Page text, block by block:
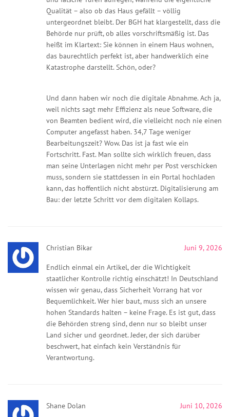
Qualität – also ob das Haus gefällt – völlig
untergeordnet bleibt. Der BGH hat klargestellt, dass die
Behörde nur prüft, ob alles vorschriftsmäßig ist. Das
heißt im Klartext: Sie können in einem Haus wohnen,
das baurechtlich perfekt ist, aber handwerklich eine
Katastrophe darstellt. Schön, oder?
Und dann haben wir noch die digitale Abnahme. Ach ja,
weil nichts sagt mehr Effizienz als neue Software, die
von Beamten bedient wird, die vielleicht noch nie einen
Computer angefasst haben. 34,7 Tage weniger
Bearbeitungszeit? Wow. Das ist ja fast wie ein
Fortschritt. Fast. Man sollte sich wirklich freuen, dass
man seine Unterlagen nicht mehr per Post verschicken
muss, sondern sie stattdessen in ein Portal hochladen
kann, das hoffentlich nicht abstürzt. Digitalisierung am
Bau: der letzte Schritt vor dem digitalen Kollaps.
Christian Bikar Juni 9, 2026
Endlich einmal ein Artikel, der die Wichtigkeit
staatlicher Kontrolle richtig einschätzt! In Deutschland
wissen wir genau, dass Sicherheit Vorrang hat vor
Bequemlichkeit. Wer hier baut, muss sich an unsere
hohen Standards halten – keine Frage. Es ist gut, dass
die Behörden streng sind, denn nur so bleibt unser
Land sicher und geordnet. Jeder, der sich darüber
beschwert, hat einfach kein Verständnis für
Verantwortung.
Shane Dolan Juni 10, 2026